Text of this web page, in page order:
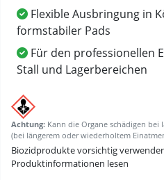
Flexible Ausbringung in
formstabiler Pads
Für den professionellen
Stall und Lagerbereichen
Achtung: Kann die Organe schädigen
(bei längerem oder wiederholtem
Biozidprodukte vorsichtig
Produktinformationen lesen